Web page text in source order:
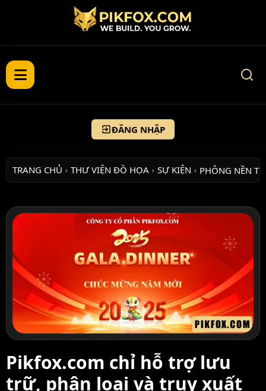
ĐĂNG NHẬP
TRANG CHỦ › THƯ VIỆN ĐỒ HỌA › SỰ KIỆN › PHÔNG NỀN
Pikfox.com chỉ hỗ trợ lưu
trữ, phân loại và truy xuất